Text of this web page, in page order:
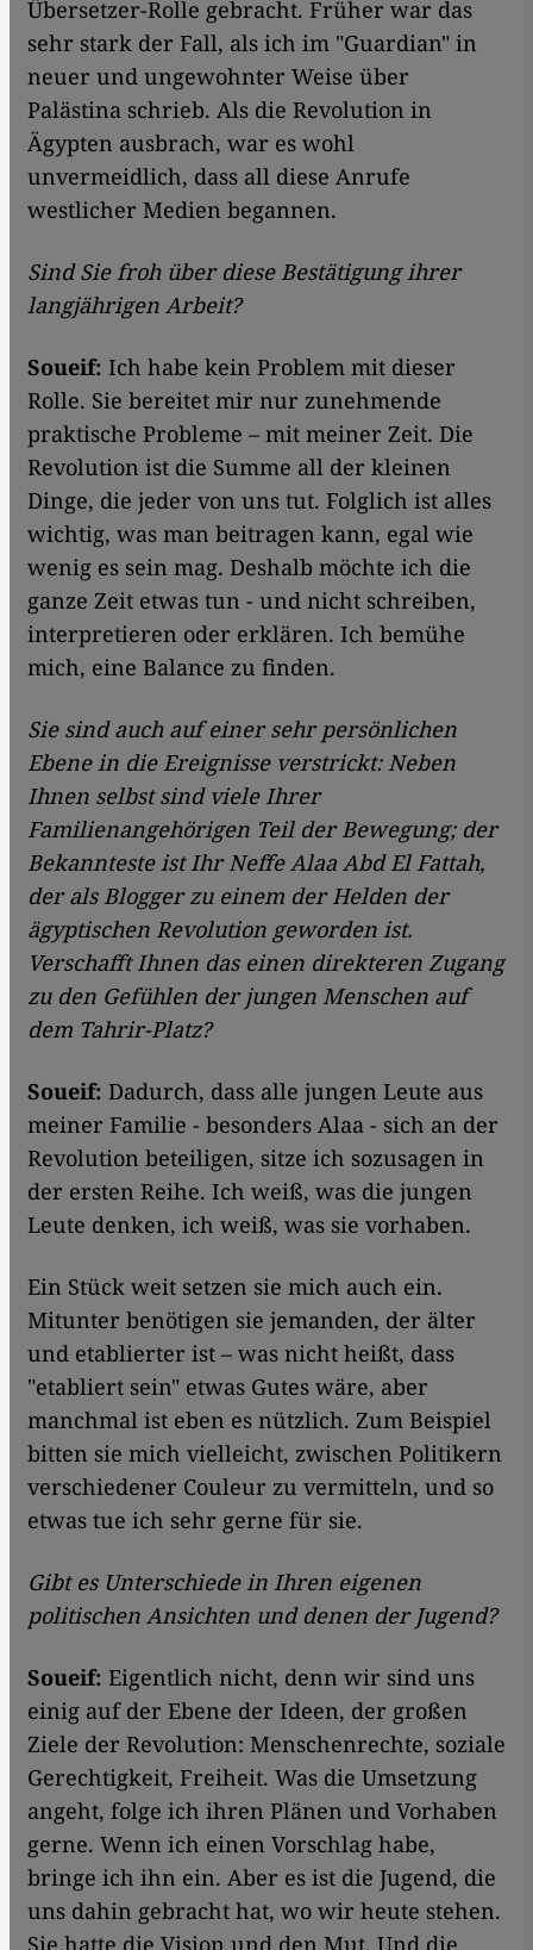
Übersetzer-Rolle gebracht. Früher war das
sehr stark der Fall, als ich im "Guardian" in
neuer und ungewohnter Weise über
Palästina schrieb. Als die Revolution in
Ägypten ausbrach, war es wohl
unvermeidlich, dass all diese Anrufe
westlicher Medien begannen.
Sind Sie froh über diese Bestätigung ihrer
langjährigen Arbeit?
Soueif: Ich habe kein Problem mit dieser
Rolle. Sie bereitet mir nur zunehmende
praktische Probleme – mit meiner Zeit. Die
Revolution ist die Summe all der kleinen
Dinge, die jeder von uns tut. Folglich ist alles
wichtig, was man beitragen kann, egal wie
wenig es sein mag. Deshalb möchte ich die
ganze Zeit etwas tun - und nicht schreiben,
interpretieren oder erklären. Ich bemühe
mich, eine Balance zu finden.
Sie sind auch auf einer sehr persönlichen
Ebene in die Ereignisse verstrickt: Neben
Ihnen selbst sind viele Ihrer
Familienangehörigen Teil der Bewegung; der
Bekannteste ist Ihr Neffe Alaa Abd El Fattah,
der als Blogger zu einem der Helden der
ägyptischen Revolution geworden ist.
Verschafft Ihnen das einen direkteren Zugang
zu den Gefühlen der jungen Menschen auf
dem Tahrir-Platz?
Soueif: Dadurch, dass alle jungen Leute aus
meiner Familie - besonders Alaa - sich an der
Revolution beteiligen, sitze ich sozusagen in
der ersten Reihe. Ich weiß, was die jungen
Leute denken, ich weiß, was sie vorhaben.
Ein Stück weit setzen sie mich auch ein.
Mitunter benötigen sie jemanden, der älter
und etablierter ist – was nicht heißt, dass
"etabliert sein" etwas Gutes wäre, aber
manchmal ist eben es nützlich. Zum Beispiel
bitten sie mich vielleicht, zwischen Politikern
verschiedener Couleur zu vermitteln, und so
etwas tue ich sehr gerne für sie.
Gibt es Unterschiede in Ihren eigenen
politischen Ansichten und denen der Jugend?
Soueif: Eigentlich nicht, denn wir sind uns
einig auf der Ebene der Ideen, der großen
Ziele der Revolution: Menschenrechte, soziale
Gerechtigkeit, Freiheit. Was die Umsetzung
angeht, folge ich ihren Plänen und Vorhaben
gerne. Wenn ich einen Vorschlag habe,
bringe ich ihn ein. Aber es ist die Jugend, die
uns dahin gebracht hat, wo wir heute stehen.
Sie hatte die Vision und den Mut. Und die